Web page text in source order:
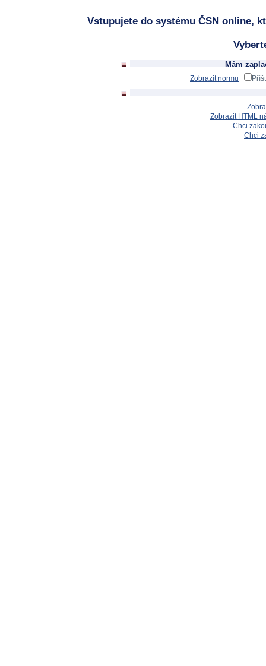
Vstupujete do systému ČSN online,
Mám
Zobrazit normu
Zobrazit HTML
Chci
Chci